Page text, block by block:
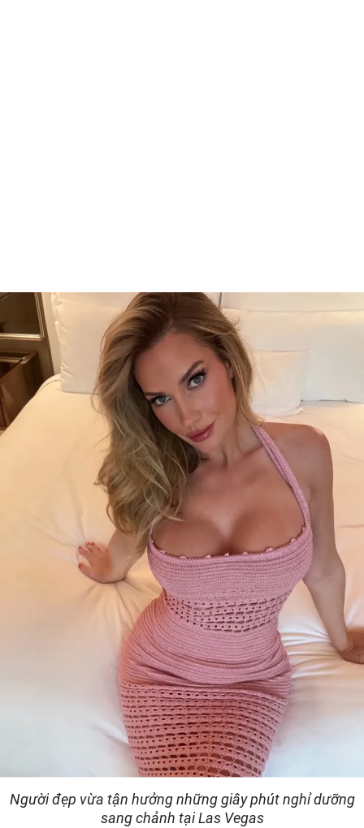
Người đẹp vừa tận hưởng những giây phút nghỉ dưỡng
sang chảnh tại Las Vegas